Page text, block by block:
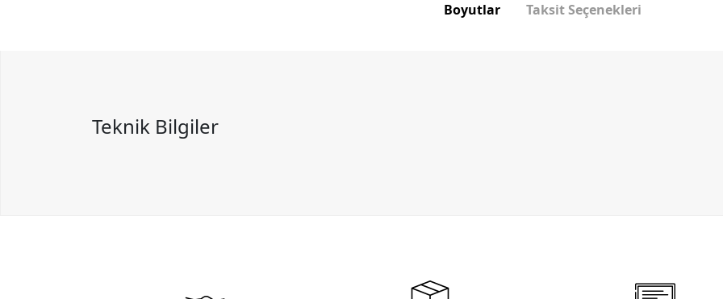
Boyutlar Taksit Seçenekleri
Teknik Bilgiler